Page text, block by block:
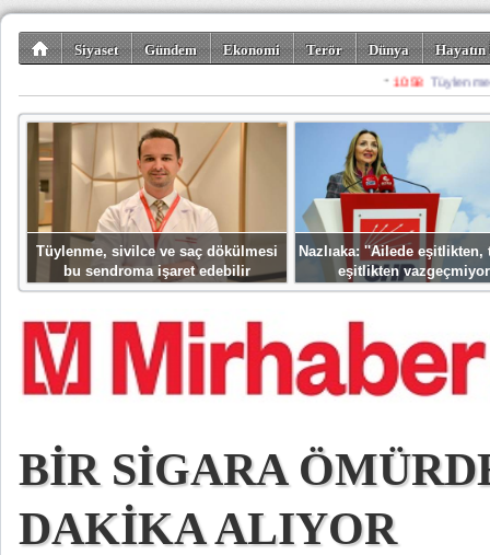
Siyaset Gündem Ekonomi Terör Dünya
Spor Misafir
Tüylenme, sivilce ve saç dökülmesi
bu sendroma işaret edebilir
Nazlıaka: ''Ailede eşitlikten,
eşitlikten
BİR SİGARA
DAKİKA ALIYOR